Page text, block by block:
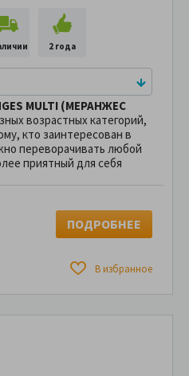
2 года
MULTI (МЕРАНЖЕС
возрастных категорий,
кто заинтересован в
переворачивать любой
приятный для себя
В избранное
ПОДРОБНЕЕ